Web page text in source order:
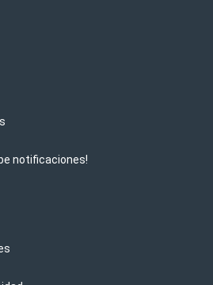
notificaciones!